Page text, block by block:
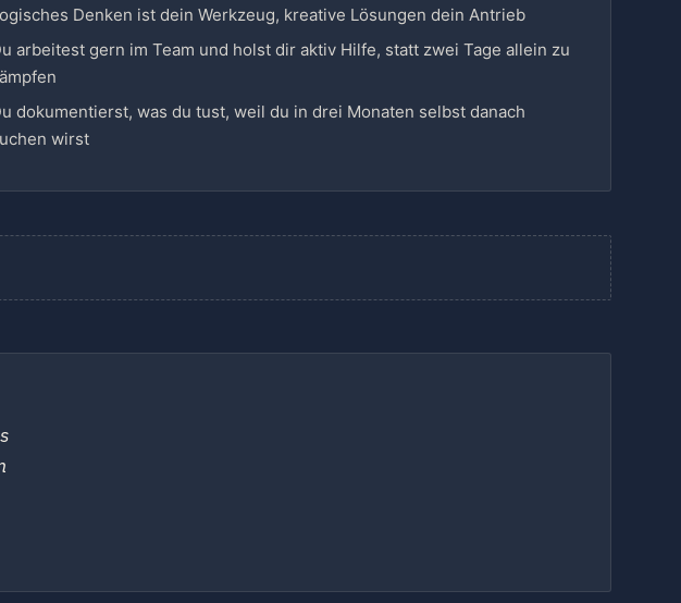
Denken ist dein Werkzeug, kreative Lösungen dein Antrieb
arbeitest gern im Team und holst dir aktiv Hilfe, statt zwei Tage allein zu
dokumentierst, was du tust, weil du in drei Monaten selbst danach
wirst